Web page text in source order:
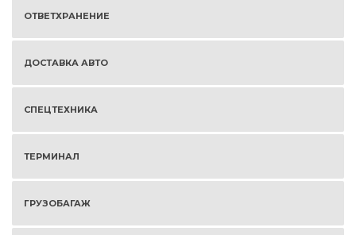
ОТВЕТХРАНЕНИЕ
ДОСТАВКА АВТО
СПЕЦТЕХНИКА
ТЕРМИНАЛ
ГРУЗОБАГАЖ